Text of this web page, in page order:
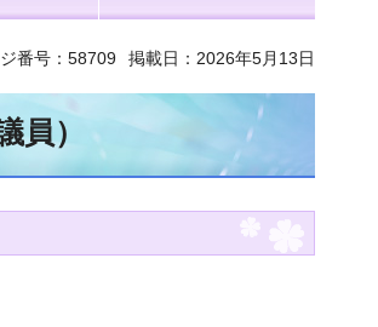
番号：58709 掲載日：2026年5月13日
員）